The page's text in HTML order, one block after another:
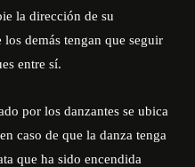
la dirección de su
demás tengan que seguir
entre sí.
por los danzantes se ubica
caso de que la danza tenga
que ha sido encendida